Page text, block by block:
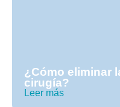
¿Cómo eliminar
cirugía?
Leer más